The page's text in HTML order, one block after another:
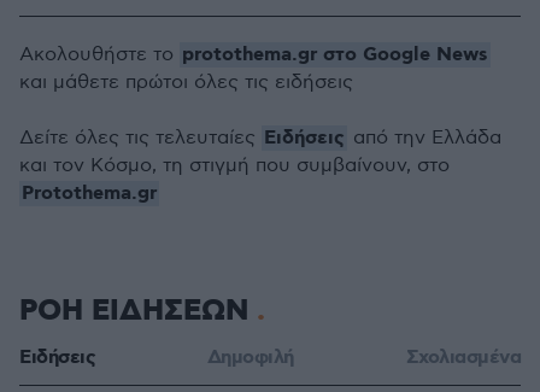
Ακολουθήστε το protothema.gr στο Google News
και μάθετε πρώτοι όλες τις ειδήσεις
Δείτε όλες τις τελευταίες Ειδήσεις από την Ελλάδα
και τον Κόσμο, τη στιγμή που συμβαίνουν, στο
Protothema.gr
ΡΟΗ ΕΙΔΗΣΕΩΝ
Ειδήσεις Δημοφιλή Σχολιασμένα